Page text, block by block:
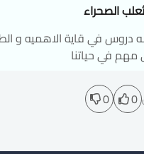
الصحراء
دروس في قاية الاهميه و
مهم في حياتنا
0
0